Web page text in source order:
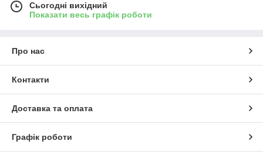
Сьогодні вихідний
Показати весь графік роботи
Про нас
Контакти
Доставка та оплата
Графік роботи